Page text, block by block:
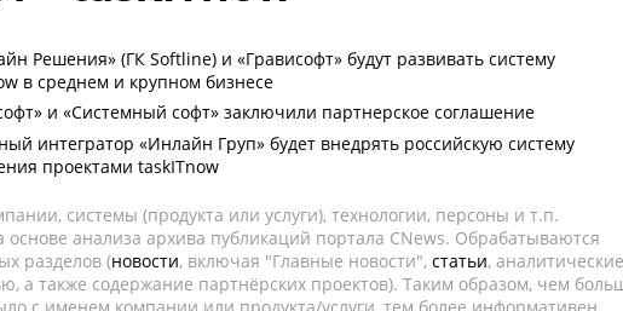
Решения» (ГК Softline) и «Грависофт» будут развивать систему
в среднем и крупном бизнесе
и «Системный софт» заключили партнерское соглашение
интегратор «Инлайн Груп» будет внедрять российскую систему
проектами taskITnow
системы (продукта или услуги), технологии, персоны и т.п.
основе анализа архива публикаций портала CNews. Обрабатываются
разделов (новости, включая "Главные новости", статьи, аналитические
а также содержание партнёрских проектов). Таким образом, чем